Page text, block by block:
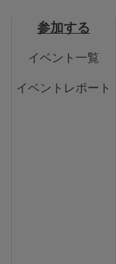
参加する
イベント一覧
イベントレポート